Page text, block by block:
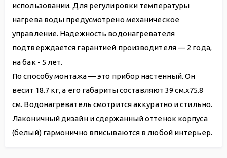
использовании. Для регулировки температуры
нагрева воды предусмотрено механическое
управление. Надежность водонагревателя
подтверждается гарантией производителя — 2 года,
на бак - 5 лет.
По способу монтажа — это прибор настенный. Он
весит 18.7 кг, а его габариты составляют 39 см.х75.8
см. Водонагреватель смотрится аккуратно и стильно.
Лаконичный дизайн и сдержанный оттенок корпуса
(белый) гармонично вписываются в любой интерьер.